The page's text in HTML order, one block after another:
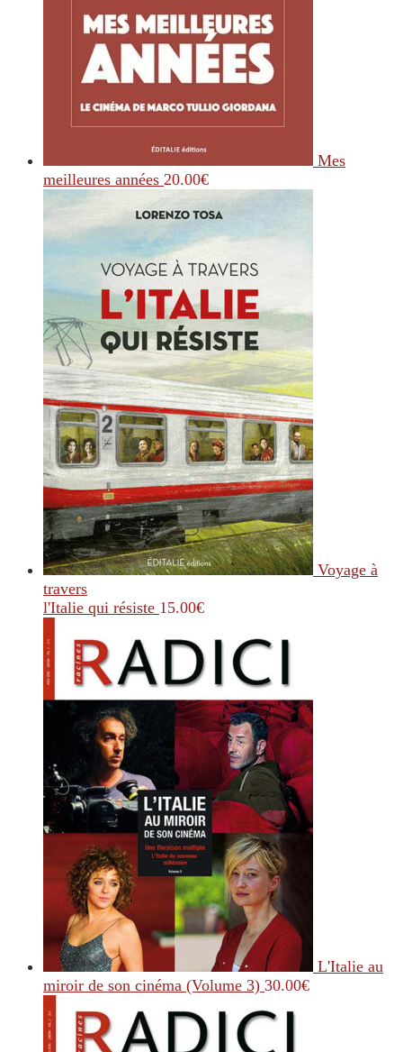
Mes
meilleures années 20.00€
Voyage à
travers
l'Italie qui résiste 15.00€
L'Italie au
miroir de son cinéma (Volume 3) 30.00€